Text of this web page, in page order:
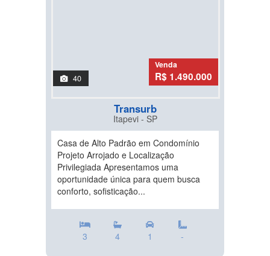
40
Venda
R$ 1.490.000
Transurb
Itapevi - SP
Casa de Alto Padrão em Condomínio
Projeto Arrojado e Localização
Privilegiada Apresentamos uma
oportunidade única para quem busca
conforto, sofisticação...
3 4 1 -